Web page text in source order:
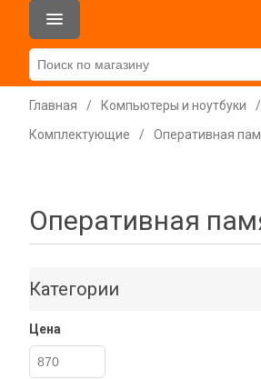
Главная / Компьютеры и ноутбуки
/
Комплектующие
/ Оперативная
Оперативная
Категории
Цена